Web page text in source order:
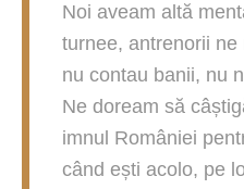
Noi aveam altă
turnee, antrenorii
nu contau banii, nu
Ne doream să
imnul României
când ești acolo, pe